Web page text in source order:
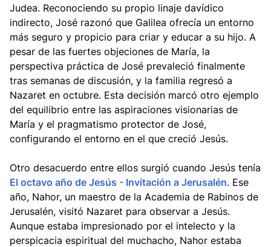
Judea. Reconociendo su propio linaje davídico
indirecto, José razonó que Galilea ofrecía un entorno
más seguro y propicio para criar y educar a su hijo. A
pesar de las fuertes objeciones de María, la
perspectiva práctica de José prevaleció finalmente
tras semanas de discusión, y la familia regresó a
Nazaret en octubre. Esta decisión marcó otro ejemplo
del equilibrio entre las aspiraciones visionarias de
María y el pragmatismo protector de José,
configurando el entorno en el que creció Jesús.
Otro desacuerdo entre ellos surgió cuando Jesús tenía
El octavo año de Jesús - Invitación a Jerusalén. Ese
año, Nahor, un maestro de la Academia de Rabinos de
Jerusalén, visitó Nazaret para observar a Jesús.
Aunque estaba impresionado por el intelecto y la
perspicacia espiritual del muchacho, Nahor estaba